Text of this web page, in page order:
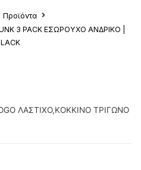
Προϊόντα
3 PACK ΕΣΩΡΟΥΧΟ ΑΝΔΡΙΚΟ |
ΛΑΣΤΙΧΟ,ΚΟΚΚΙΝΟ ΤΡΙΓΩΝΟ